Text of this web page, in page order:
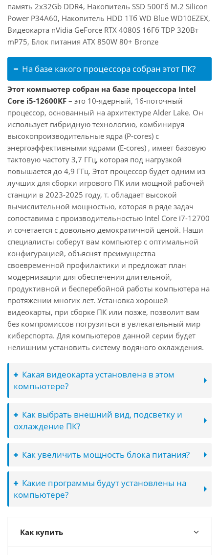
память 2x32Gb DDR4, Накопитель SSD 500Гб M.2 Silicon
Power P34A60, Накопитель HDD 1Тб WD Blue WD10EZEX,
Видеокарта nVidia GeForce RTX 4080S 16Гб TDP 320Вт
mP75, Блок питания ATX 850W 80+ Bronze
На базе какого процессора собран этот ПК?
Этот компьютер собран на базе процессора Intel
Core i5-12600KF – это 10-ядерный, 16-поточный
процессор, основанный на архитектуре Alder Lake. Он
использует гибридную технологию, комбинируя
высокопроизводительные ядра (P-cores) с
энергоэффективными ядрами (E-cores) , имеет базовую
тактовую частоту 3,7 ГГц, которая под нагрузкой
повышается до 4,9 ГГц. Этот процессор будет одним из
лучших для сборки игрового ПК или мощной рабочей
станции в 2023-2025 году, т. обладает высокой
вычислительной мощностью, которая в ряде задач
сопоставима с производительностью Intel Core i7-12700
и сочетается с довольно демократичной ценой. Наши
специалисты соберут вам компьютер с оптимальной
конфигурацией, объяснят преимущества
своевременной профилактики и предложат план
модернизации для обеспечения длительной,
продуктивной и бесперебойной работы компьютера на
протяжении многих лет. Установка хорошей
видеокарты, при сборке ПК или позже, позволит вам
без компромиссов погрузиться в увлекательный мир
киберспорта. Для компьютеров данной серии будет
нелишним установить систему водяного охлаждения.
Какая видеокарта установлена в этом
компьютере?
Как выбрать внешний вид, подсветку и
охлаждение ПК?
Как увеличить мощность блока питания?
Какие программы будут установлены на
компьютере?
Как купить